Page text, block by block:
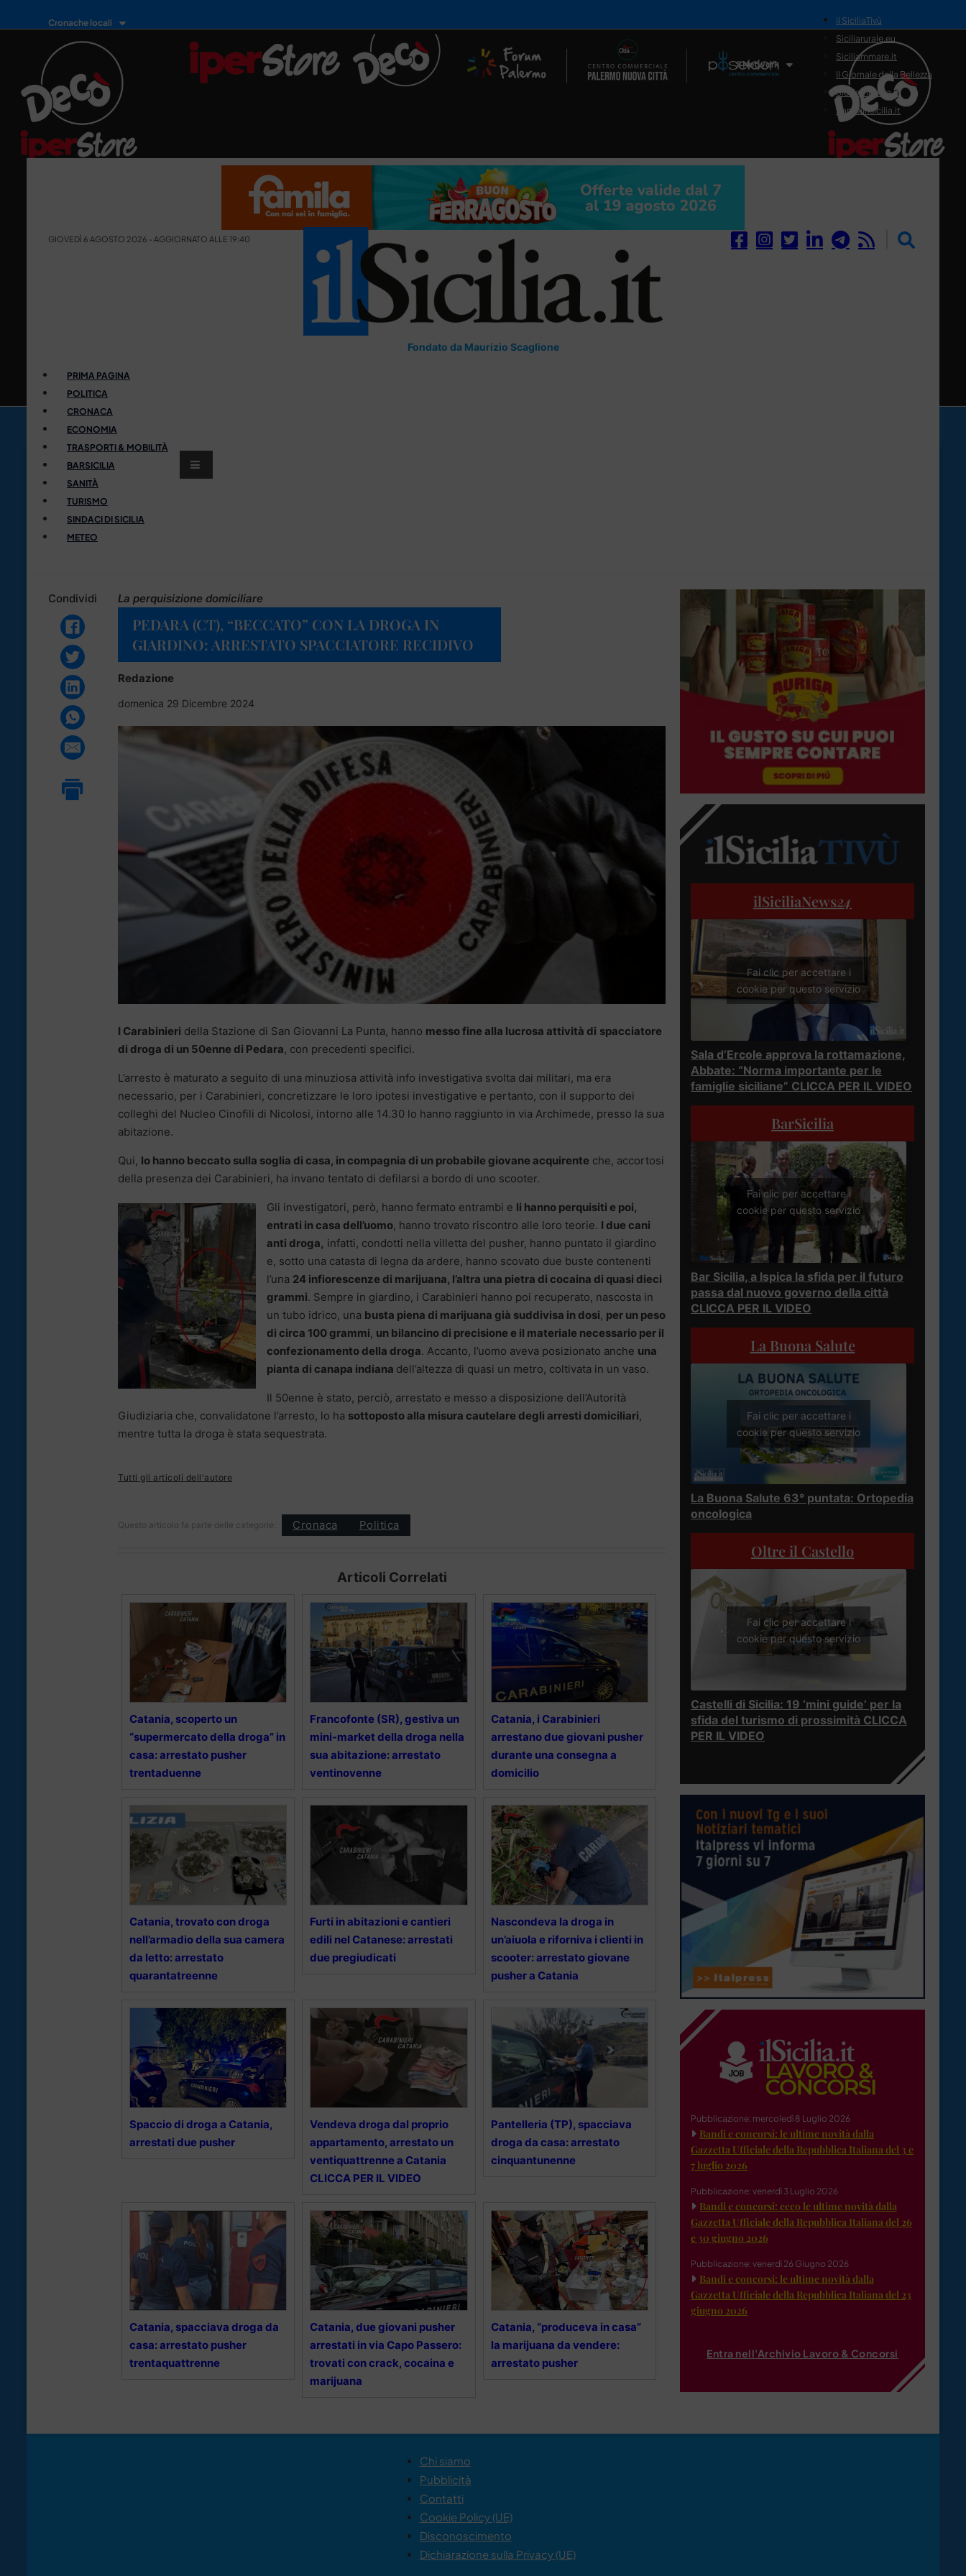
Cronache locali
Il Network
il SiciliaTivù
Siciliarurale.eu
Siciliammare.it
Il Giornale della Bellezza
Siciliamedica.it
Sanitainsicilia.it
GIOVEDÌ 6 AGOSTO 2026 - AGGIORNATO ALLE 19:40
Fondato da Maurizio Scaglione
PRIMA PAGINA
POLITICA
CRONACA
ECONOMIA
TRASPORTI & MOBILITÀ
BARSICILIA
SANITÀ
TURISMO
SINDACI DI SICILIA
METEO
Condividi La perquisizione domiciliare
PEDARA (CT), “BECCATO” CON LA DROGA IN
GIARDINO: ARRESTATO SPACCIATORE RECIDIVO
Redazione
domenica 29 Dicembre 2024
I Carabinieri della Stazione di San Giovanni La Punta, hanno messo fine alla lucrosa attività di spacciatore
di droga di un 50enne di Pedara, con precedenti specifici.
L’arresto è maturato a seguito di una minuziosa attività info investigativa svolta dai militari, ma era
necessario, per i Carabinieri, concretizzare le loro ipotesi investigative e pertanto, con il supporto dei
colleghi del Nucleo Cinofili di Nicolosi, intorno alle 14.30 lo hanno raggiunto in via Archimede, presso la sua
abitazione.
Qui, lo hanno beccato sulla soglia di casa, in compagnia di un probabile giovane acquirente che, accortosi
della presenza dei Carabinieri, ha invano tentato di defilarsi a bordo di uno scooter.
Gli investigatori, però, hanno fermato entrambi e li hanno perquisiti e poi,
entrati in casa dell’uomo, hanno trovato riscontro alle loro teorie. I due cani
anti droga, infatti, condotti nella villetta del pusher, hanno puntato il giardino
e, sotto una catasta di legna da ardere, hanno scovato due buste contenenti
l’una 24 infiorescenze di marijuana, l’altra una pietra di cocaina di quasi dieci
grammi. Sempre in giardino, i Carabinieri hanno poi recuperato, nascosta in
un tubo idrico, una busta piena di marijuana già suddivisa in dosi, per un peso
di circa 100 grammi, un bilancino di precisione e il materiale necessario per il
confezionamento della droga. Accanto, l’uomo aveva posizionato anche una
pianta di canapa indiana dell’altezza di quasi un metro, coltivata in un vaso.
Il 50enne è stato, perciò, arrestato e messo a disposizione dell’Autorità
Giudiziaria che, convalidatone l’arresto, lo ha sottoposto alla misura cautelare degli arresti domiciliari,
mentre tutta la droga è stata sequestrata.
Tutti gli articoli dell'autore
Questo articolo fa parte delle categorie: Cronaca Politica
Articoli Correlati
Catania, scoperto un
“supermercato della droga” in
casa: arrestato pusher
trentaduenne
Francofonte (SR), gestiva un
mini-market della droga nella
sua abitazione: arrestato
ventinovenne
Catania, i Carabinieri
arrestano due giovani pusher
durante una consegna a
domicilio
Catania, trovato con droga
nell’armadio della sua camera
da letto: arrestato
quarantatreenne
Furti in abitazioni e cantieri
edili nel Catanese: arrestati
due pregiudicati
Nascondeva la droga in
un’aiuola e riforniva i clienti in
scooter: arrestato giovane
pusher a Catania
Spaccio di droga a Catania,
arrestati due pusher
Vendeva droga dal proprio
appartamento, arrestato un
ventiquattrenne a Catania
CLICCA PER IL VIDEO
Pantelleria (TP), spacciava
droga da casa: arrestato
cinquantunenne
Catania, spacciava droga da
casa: arrestato pusher
trentaquattrenne
Catania, due giovani pusher
arrestati in via Capo Passero:
trovati con crack, cocaina e
marijuana
Catania, “produceva in casa”
la marijuana da vendere:
arrestato pusher
ilSiciliaNews24
Fai clic per accettare i
cookie per questo servizio
Sala d’Ercole approva la rottamazione,
Abbate: “Norma importante per le
famiglie siciliane” CLICCA PER IL VIDEO
BarSicilia
Fai clic per accettare i
cookie per questo servizio
Bar Sicilia, a Ispica la sfida per il futuro
passa dal nuovo governo della città
CLICCA PER IL VIDEO
La Buona Salute
Fai clic per accettare i
cookie per questo servizio
La Buona Salute 63° puntata: Ortopedia
oncologica
Oltre il Castello
Fai clic per accettare i
cookie per questo servizio
Castelli di Sicilia: 19 ‘mini guide’ per la
sfida del turismo di prossimità CLICCA
PER IL VIDEO
Pubblicazione: mercoledì 8 Luglio 2026
Bandi e concorsi: le ultime novità dalla
Gazzetta Ufficiale della Repubblica Italiana del 3 e
7 luglio 2026
Pubblicazione: venerdì 3 Luglio 2026
Bandi e concorsi: ecco le ultime novità dalla
Gazzetta Ufficiale della Repubblica Italiana del 26
e 30 giugno 2026
Pubblicazione: venerdì 26 Giugno 2026
Bandi e concorsi: le ultime novità dalla
Gazzetta Ufficiale della Repubblica Italiana del 23
giugno 2026
Entra nell'Archivio Lavoro & Concorsi
Chi siamo
Pubblicità
Contatti
Cookie Policy (UE)
Disconoscimento
Dichiarazione sulla Privacy (UE)